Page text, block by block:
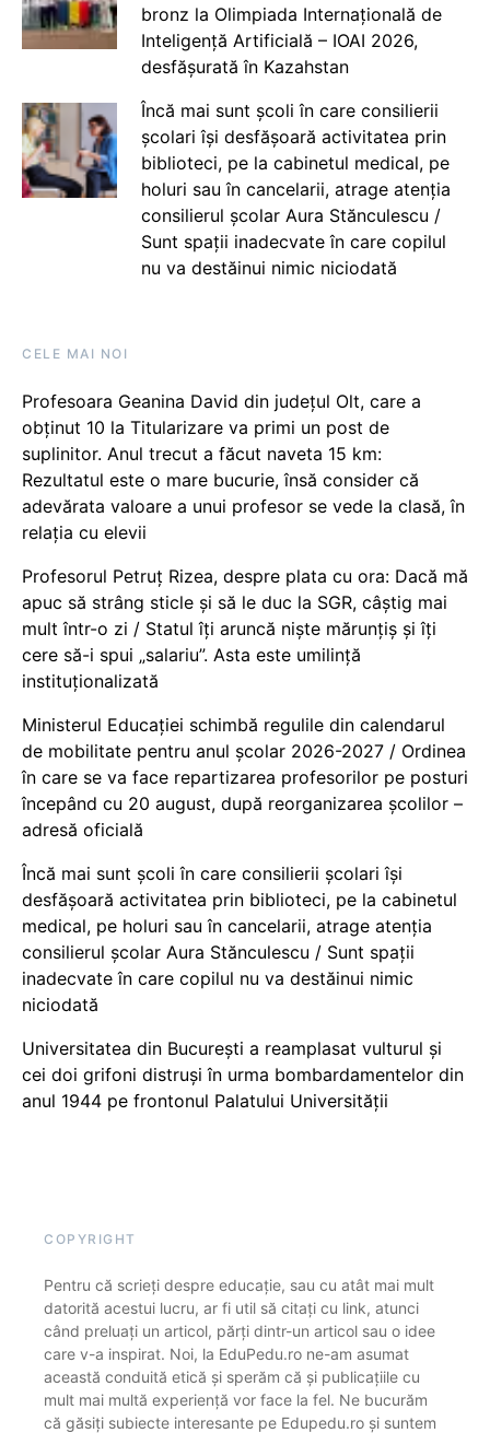
bronz la Olimpiada Internațională de
Inteligență Artificială – IOAI 2026,
desfășurată în Kazahstan
Încă mai sunt școli în care consilierii
școlari își desfășoară activitatea prin
biblioteci, pe la cabinetul medical, pe
holuri sau în cancelarii, atrage atenția
consilierul școlar Aura Stănculescu /
Sunt spații inadecvate în care copilul
nu va destăinui nimic niciodată
CELE MAI NOI
Profesoara Geanina David din județul Olt, care a
obținut 10 la Titularizare va primi un post de
suplinitor. Anul trecut a făcut naveta 15 km:
Rezultatul este o mare bucurie, însă consider că
adevărata valoare a unui profesor se vede la clasă, în
relația cu elevii
Profesorul Petruț Rizea, despre plata cu ora: Dacă mă
apuc să strâng sticle și să le duc la SGR, câștig mai
mult într-o zi / Statul îți aruncă niște mărunțiș și îți
cere să-i spui „salariu”. Asta este umilință
instituționalizată
Ministerul Educației schimbă regulile din calendarul
de mobilitate pentru anul școlar 2026-2027 / Ordinea
în care se va face repartizarea profesorilor pe posturi
începând cu 20 august, după reorganizarea școlilor –
adresă oficială
Încă mai sunt școli în care consilierii școlari își
desfășoară activitatea prin biblioteci, pe la cabinetul
medical, pe holuri sau în cancelarii, atrage atenția
consilierul școlar Aura Stănculescu / Sunt spații
inadecvate în care copilul nu va destăinui nimic
niciodată
Universitatea din București a reamplasat vulturul și
cei doi grifoni distruși în urma bombardamentelor din
anul 1944 pe frontonul Palatului Universității
COPYRIGHT
Pentru că scrieți despre educație, sau cu atât mai mult
datorită acestui lucru, ar fi util să citați cu link, atunci
când preluați un articol, părți dintr-un articol sau o idee
care v-a inspirat. Noi, la EduPedu.ro ne-am asumat
această conduită etică și sperăm că și publicațiile cu
mult mai multă experiență vor face la fel. Ne bucurăm
că găsiți subiecte interesante pe Edupedu.ro și suntem